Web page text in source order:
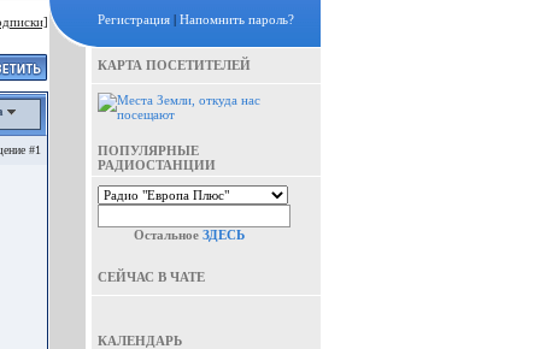
#1
Регистрация | Напомнить пароль?
КАРТА ПОСЕТИТЕЛЕЙ
ПОПУЛЯРНЫЕ
РАДИОСТАНЦИИ
Остальное ЗДЕСЬ
СЕЙЧАС В ЧАТЕ
КАЛЕНДАРЬ